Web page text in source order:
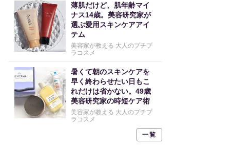
薄肌だけど、肌年齢マイ
ナス14歳。美容研究家が
選ぶ愛用スキンケアアイ
テム
美容家が教える 大人のプチプ
ラコスメ
暑くて朝のスキンケアを
早く終わらせたい日もこ
れだけは省かない。49歳
美容研究家の時短ケア術
美容家が教える 大人のプチプ
ラコスメ
一覧